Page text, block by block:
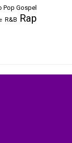
Pop Gospel
R&B Rap